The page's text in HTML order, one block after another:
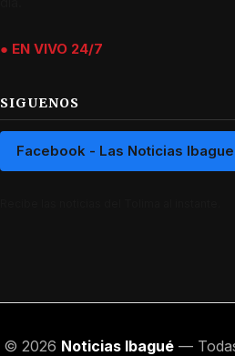
● EN VIVO 24/7
SIGUENOS
Facebook - Las Noticias Ibague
© 2026 Noticias Ibagué—